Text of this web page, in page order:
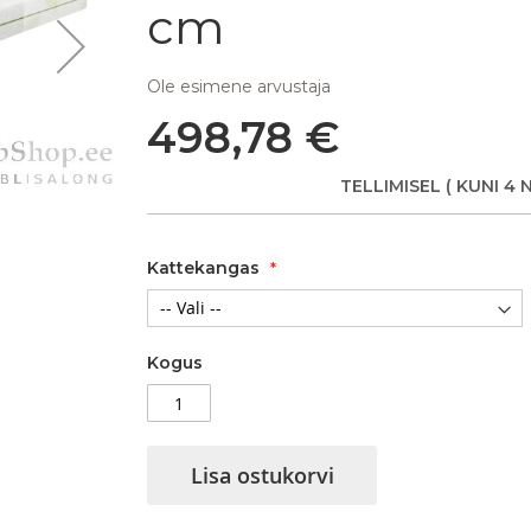
Madrats Springless Bio Hard
cm
Ole esimene arvustaja
498,78 €
TELLIMISEL ( KUNI 4
Kattekangas
Kogus
Lisa ostukorvi